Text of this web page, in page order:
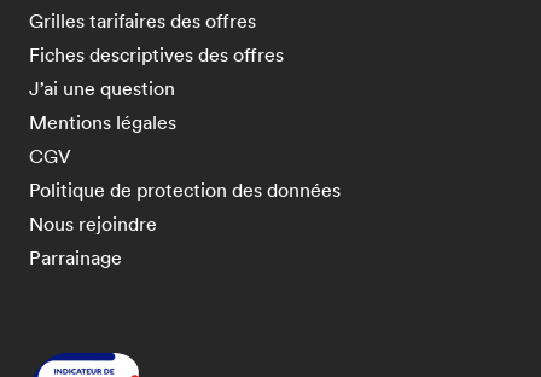
Grilles tarifaires des offres
Fiches descriptives des offres
J’ai une question
Mentions légales
CGV
Politique de protection des données
Nous rejoindre
Parrainage